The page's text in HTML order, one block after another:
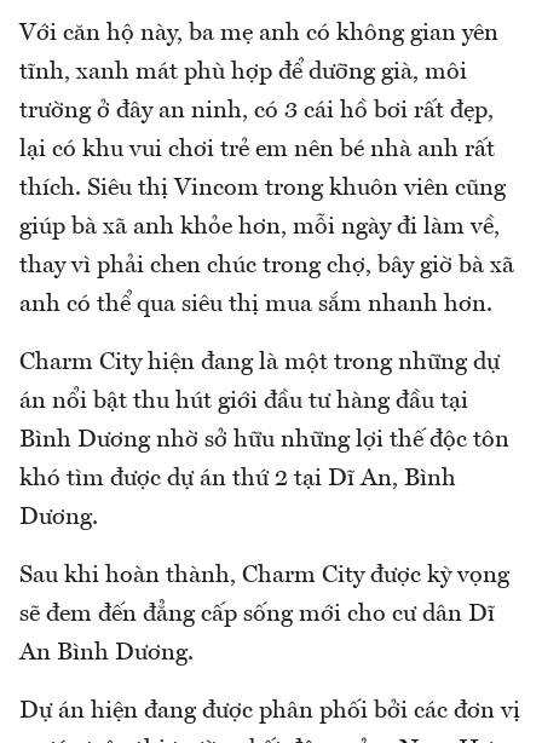
Với căn hộ này, ba mẹ anh có không gian yên
tĩnh, xanh mát phù hợp để dưỡng già, môi
trường ở đây an ninh, có 3 cái hồ bơi rất đẹp,
lại có khu vui chơi trẻ em nên bé nhà anh rất
thích. Siêu thị Vincom trong khuôn viên cũng
giúp bà xã anh khỏe hơn, mỗi ngày đi làm về,
thay vì phải chen chúc trong chợ, bây giờ bà xã
anh có thể qua siêu thị mua sắm nhanh hơn.
Charm City hiện đang là một trong những dự
án nổi bật thu hút giới đầu tư hàng đầu tại
Bình Dương nhờ sở hữu những lợi thế độc tôn
khó tìm được dự án thứ 2 tại Dĩ An, Bình
Dương.
Sau khi hoàn thành, Charm City được kỳ vọng
sẽ đem đến đẳng cấp sống mới cho cư dân Dĩ
An Bình Dương.
Dự án hiện đang được phân phối bởi các đơn vị